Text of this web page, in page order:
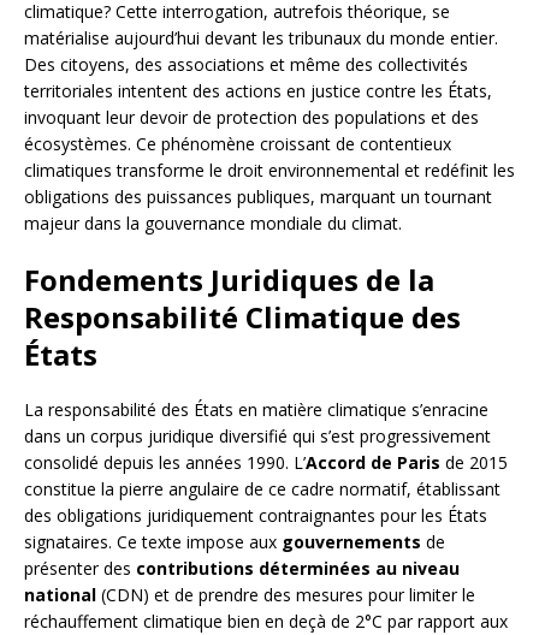
climatique? Cette interrogation, autrefois théorique, se
matérialise aujourd’hui devant les tribunaux du monde entier.
Des citoyens, des associations et même des collectivités
territoriales intentent des actions en justice contre les États,
invoquant leur devoir de protection des populations et des
écosystèmes. Ce phénomène croissant de contentieux
climatiques transforme le droit environnemental et redéfinit les
obligations des puissances publiques, marquant un tournant
majeur dans la gouvernance mondiale du climat.
Fondements Juridiques de la
Responsabilité Climatique des
États
La responsabilité des États en matière climatique s’enracine
dans un corpus juridique diversifié qui s’est progressivement
consolidé depuis les années 1990. L’Accord de Paris de 2015
constitue la pierre angulaire de ce cadre normatif, établissant
des obligations juridiquement contraignantes pour les États
signataires. Ce texte impose aux gouvernements de
présenter des contributions déterminées au niveau
national (CDN) et de prendre des mesures pour limiter le
réchauffement climatique bien en deçà de 2°C par rapport aux